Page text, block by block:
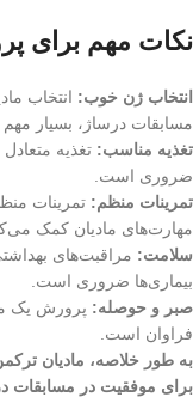
نکات مهم برای
انتخاب ژن خوب: انتخاب
مسابقات درساژ، بسیار
تغذیه مناسب: تغذیه
ضروری است.
تمرینات منظم: تمرینات
مهارت‌های مادیان کمک
سلامت: مراقبت‌های
بیماری‌ها ضروری است.
صبر و حوصله: پرورش یک
فراوان است.
به طور خلاصه، مادیان
برای موفقیت در مسابقات